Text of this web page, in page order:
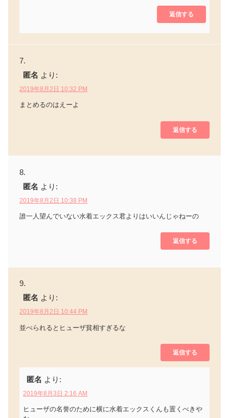
返信する
匿名 より:
2019年8月2日 10:32 PM
まとめるのはえーよ
返信する
匿名 より:
2019年8月2日 10:38 PM
誰一人望んでいない水着エックス君よりはいいんじゃねーの
返信する
匿名 より:
2019年8月2日 10:44 PM
並べられるとヒューザ貧相すぎるな
返信する
匿名 より:
2019年8月3日 2:16 AM
ヒューザの名誉のために横に水着エックスくんも置くべきや